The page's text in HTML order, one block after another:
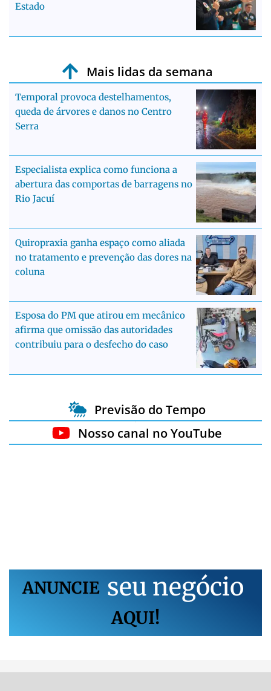
Estado
Mais lidas da semana
Temporal provoca destelhamentos,
queda de árvores e danos no Centro
Serra
Especialista explica como funciona a
abertura das comportas de barragens no
Rio Jacuí
Quiropraxia ganha espaço como aliada
no tratamento e prevenção das dores na
coluna
Esposa do PM que atirou em mecânico
afirma que omissão das autoridades
contribuiu para o desfecho do caso
Previsão do Tempo
Nosso canal no YouTube
ANUNCIE seu negócio
AQUI!